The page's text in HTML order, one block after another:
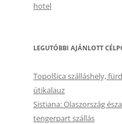
hotel
LEGUTÓBBI AJÁNLOTT
Topolšica szálláshely,
útikalauz
Sistiana: Olaszország
tengerpart szállás